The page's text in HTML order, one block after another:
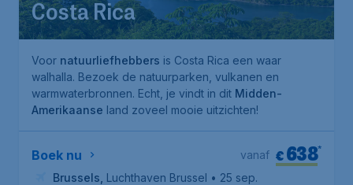
Costa Rica
Voor natuurliefhebbers is Costa Rica een waar
walhalla. Bezoek de natuurparken, vulkanen en
warmwaterbronnen. Echt, je vindt in dit Midden-
Amerikaanse land zoveel mooie uitzichten!
Boek nu €638*
vanaf
Brussels Luchthaven Brussel • 25 sep.